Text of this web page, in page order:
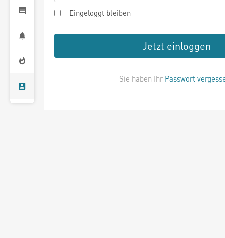
Eingeloggt bleiben
Jetzt einloggen
Sie haben Ihr Passwort